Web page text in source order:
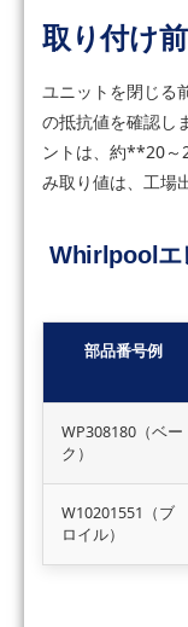
取り付け
ユニットを閉じる
の抵抗値を確認し
ントは、約**20～
み取り値は、工場
Whirlpoolエ
部品番号例
WP308180（ベー
ク）
W10201551（ブ
ロイル）